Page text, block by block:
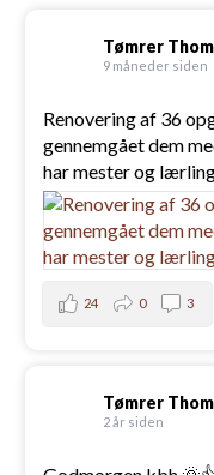
Tømrer
9 måneder siden
Renovering af 36
gennemgået dem
har mester og
24 0 3
Tømrer
2 år siden